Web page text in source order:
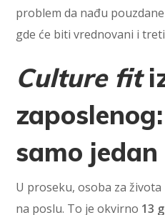
problem da nađu
gde će biti vrednovani i
Culture fit
samo
U proseku, osoba za
na poslu. To je okvirno 13